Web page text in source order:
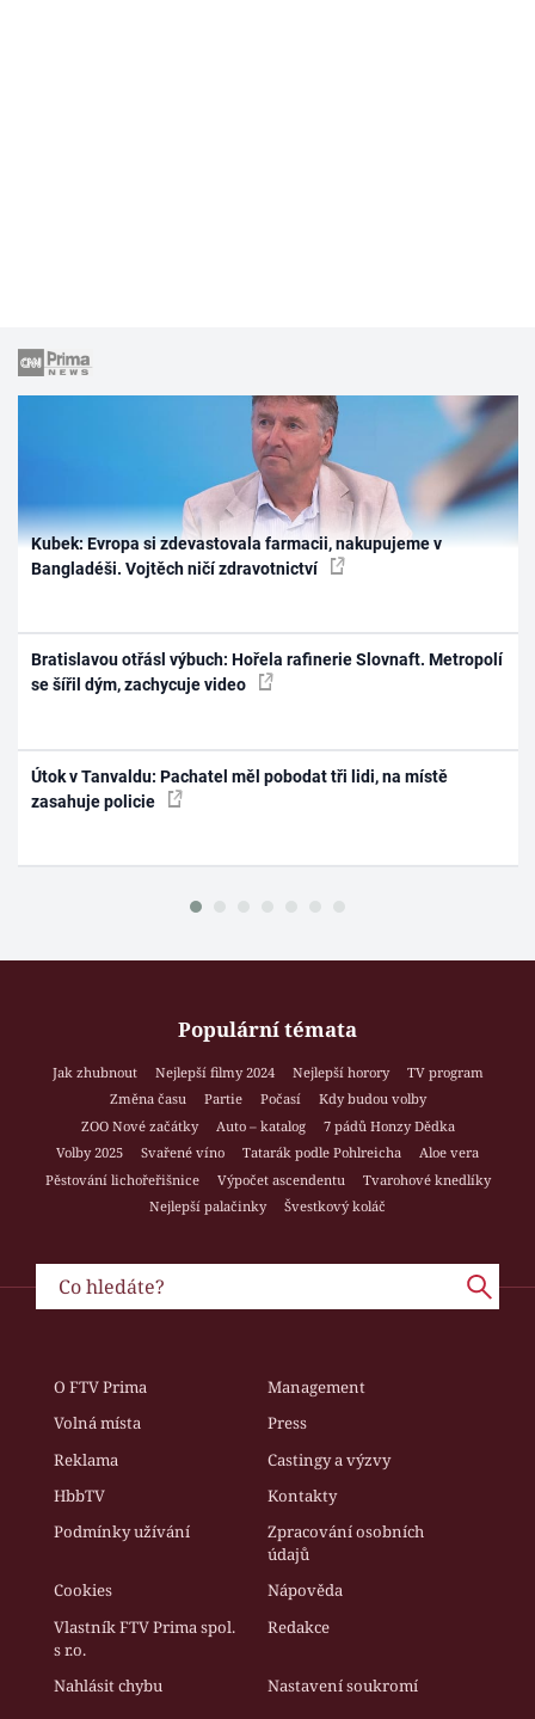
Kubek: Evropa si zdevastovala farmacii, nakupujeme v
Bangladéši. Vojtěch ničí zdravotnictví
Bratislavou otřásl výbuch: Hořela rafinerie Slovnaft. Metropolí
se šířil dým, zachycuje video
Útok v Tanvaldu: Pachatel měl pobodat tři lidi, na místě
zasahuje policie
Populární témata
Jak zhubnout Nejlepší filmy 2024 Nejlepší horory
TV program
Změna času
Partie Počasí
Kdy budou volby
ZOO Nové začátky
Auto – katalog
7 pádů Honzy Dědka
Volby 2025
Svařené víno Tatarák podle Pohlreicha
Aloe vera
Pěstování lichořeřišnice
Výpočet ascendentu
Tvarohové knedlíky
Nejlepší palačinky
Švestkový koláč
O FTV Prima
Management
Volná místa
Press
Reklama
Castingy a výzvy
HbbTV
Kontakty
Podmínky užívání
Zpracování osobních
údajů
Cookies
Nápověda
Vlastník FTV Prima spol.
s r.o.
Redakce
Nahlásit chybu Nastavení soukromí